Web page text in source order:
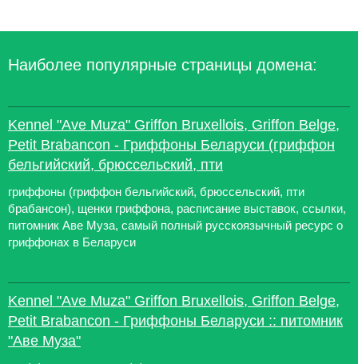
Наиболее популярные страницы домена:
Kennel "Ave Muza" Griffon Bruxellois, Griffon Belge,
Petit Brabancon - Гриффоны Беларуси (гриффон
бельгийский, брюссельский, пти
гриффоны (гриффон бельгийский, брюссельский, пти
брабансон), щенки гриффона, расписание выставок, ссылки,
питомник Аве Муза, самый полный русскоязычный ресурс о
гриффонах в Беларуси
Kennel "Ave Muza" Griffon Bruxellois, Griffon Belge,
Petit Brabancon - Гриффоны Беларуси :: питомник
"Аве Муза"